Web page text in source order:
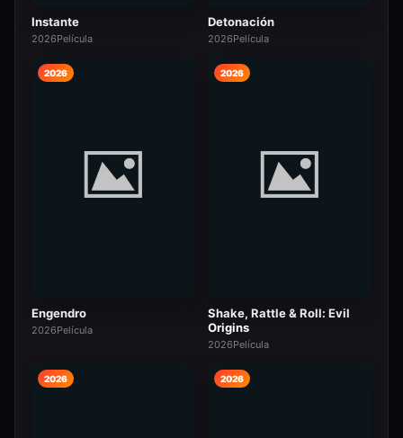
Instante
2026Película
Detonación
2026Película
2026
Engendro
2026Película
2026
Shake, Rattle & Roll: Evil
Origins
2026Película
2026 2026